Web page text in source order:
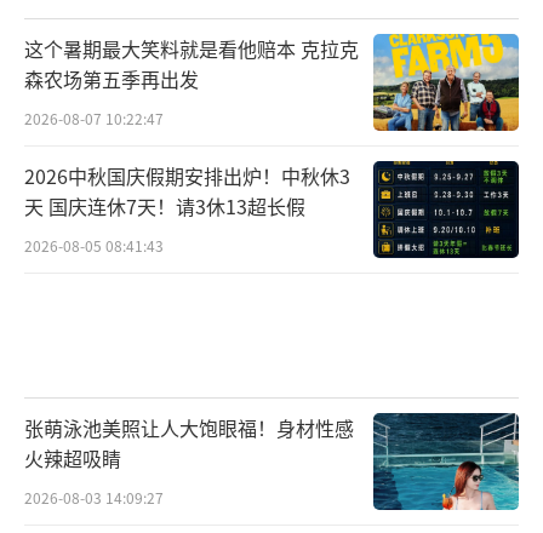
《亲爱的学弟学妹》，看青春在大学校园绚烂
绽放。（责任编辑：李劲 CK005）
这个暑期最大笑料就是看他赔本 克拉克
森农场第五季再出发
2026-08-07 10:22:47
2026中秋国庆假期安排出炉！中秋休3
天 国庆连休7天！请3休13超长假
2026-08-05 08:41:43
张萌泳池美照让人大饱眼福！身材性感
火辣超吸睛
2026-08-03 14:09:27